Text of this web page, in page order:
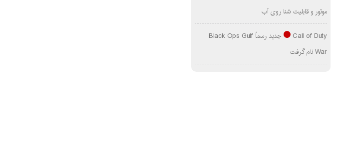
موتور و قابلیت شنا روی آب
Call of Duty جدید رسماً Black Ops Gulf
War نام گرفت